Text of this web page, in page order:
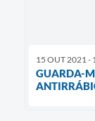
15 OUT 2021 -
GUARDA-